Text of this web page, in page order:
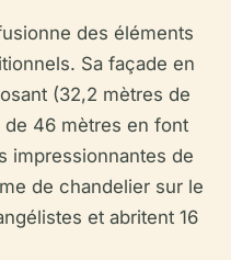
des éléments
Sa façade en
(32,2 mètres de
46 mètres en font
impressionnantes de
de chandelier sur le
et abritent 16